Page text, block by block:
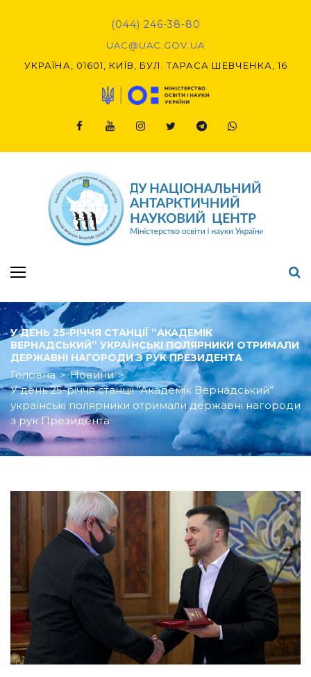
(044) 246-38-80
UAC@UAC.GOV.UA​​
УКРАЇНА, 01601, КИЇВ, БУЛ. ТАРАСА ШЕВЧЕНКА, 16
У ДЕНЬ 25-РІЧЧЯ СТАНЦІЇ “АКАДЕМІК
ВЕРНАДСЬКИЙ” УКРАЇНСЬКІ ПОЛЯРНИКИ ОТРИМАЛИ
ДЕРЖАВНІ НАГОРОДИ З РУК ПРЕЗИДЕНТА
Головна > Новини >
У день 25-річчя станції “Академік Вернадський”
українські полярники отримали державні нагороди
з рук Президента